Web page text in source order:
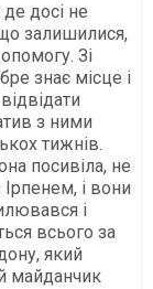
досі не
залишилися,
Зі
знає місце і
з ними
тижнів.
посивіла, не
і вони
і
всього за
який
майданчик